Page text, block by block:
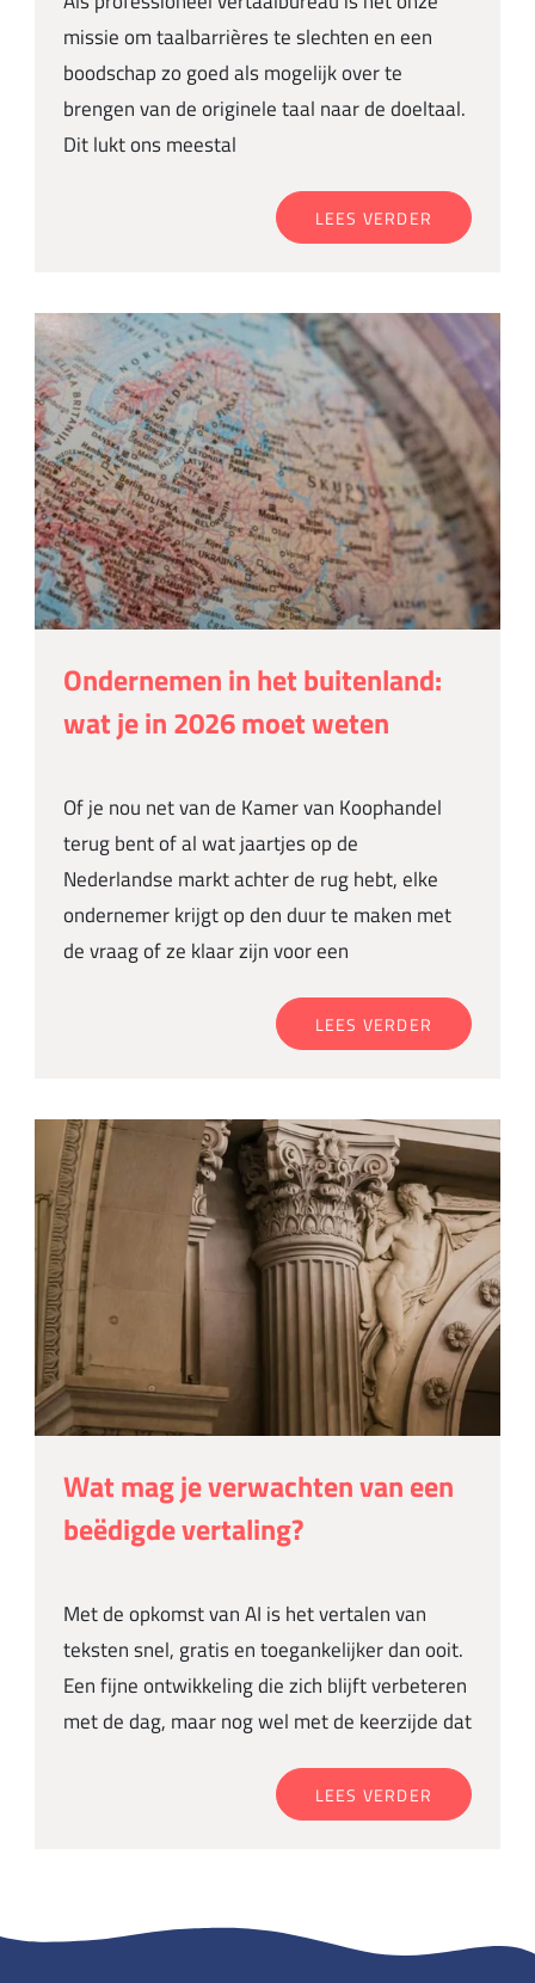
missie om taalbarrières te slechten en een
boodschap zo goed als mogelijk over te
brengen van de originele taal naar de doeltaal.
Dit lukt ons meestal
LEES VERDER
Ondernemen in het buitenland:
wat je in 2026 moet weten
Of je nou net van de Kamer van Koophandel
terug bent of al wat jaartjes op de
Nederlandse markt achter de rug hebt, elke
ondernemer krijgt op den duur te maken met
de vraag of ze klaar zijn voor een
LEES VERDER
Wat mag je verwachten van een
beëdigde vertaling?
Met de opkomst van AI is het vertalen van
teksten snel, gratis en toegankelijker dan ooit.
Een fijne ontwikkeling die zich blijft verbeteren
met de dag, maar nog wel met de keerzijde dat
LEES VERDER